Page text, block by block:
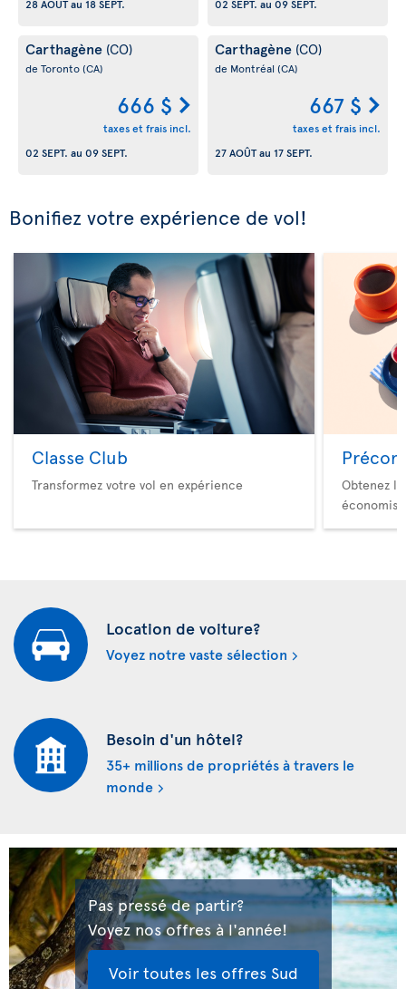
28 AOÛTau 18 SEPT. 02 SEPT. au 09 SEPT.
Carthagène (CO)
de Toronto(CA)
666 $
taxes et frais incl.
02 SEPT. au 09 SEPT.
Carthagène (CO)
de Montréal (CA)
667 $
taxes et frais incl.
27 AOÛTau 17 SEPT.
Bonifiez votre expérience de vol!
Classe Club
Transformez votre vol en expérience
Obtenez
Location de voiture?
Voyez notre vaste sélection
Besoin d'un hôtel?
35+ millions de propriétés à travers le
monde
Pas pressé de partir?
Voyez nos offres à l'année!
Voir toutes les offres Sud